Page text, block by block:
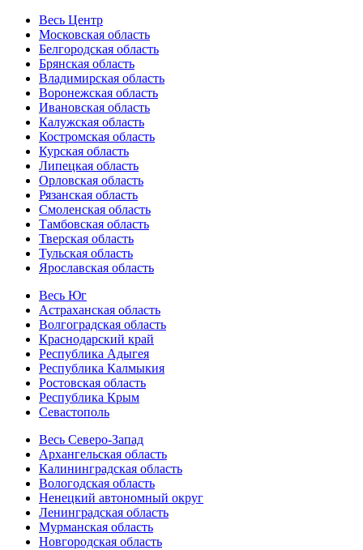
Весь Центр
Московская область
Белгородская область
Брянская область
Владимирская область
Воронежская область
Ивановская область
Калужская область
Костромская область
Курская область
Липецкая область
Орловская область
Рязанская область
Смоленская область
Тамбовская область
Тверская область
Тульская область
Ярославская область
Весь Юг
Астраханская область
Волгоградская область
Краснодарский край
Республика Адыгея
Республика Калмыкия
Ростовская область
Республика Крым
Севастополь
Весь Северо-Запад
Архангельская область
Калининградская область
Вологодская область
Ненецкий автономный округ
Ленинградская область
Мурманская область
Новгородская область